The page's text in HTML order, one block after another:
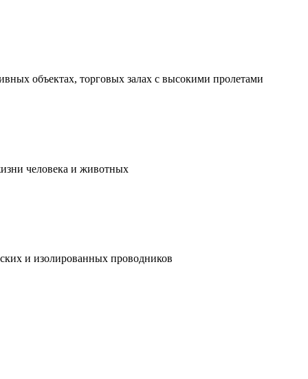
объектах, торговых залах с высокими пролетами
человека и животных
и изолированных проводников